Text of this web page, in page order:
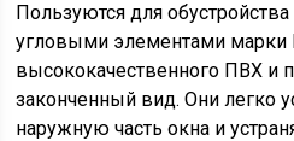
Пользуются для
угловыми элементами марки
высококачественного ПВХ
законченный вид. Они легко
наружную часть окна и